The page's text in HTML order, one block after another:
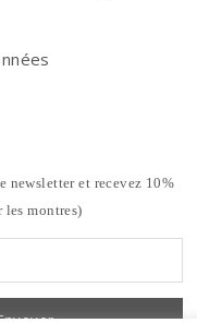
newsletter et recevez 10%
les montres)